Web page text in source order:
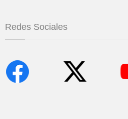
Redes Sociales